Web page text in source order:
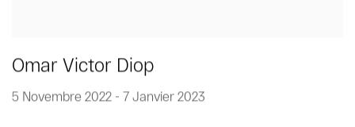
Omar Victor Diop
5 Novembre 2022 - 7 Janvier 2023